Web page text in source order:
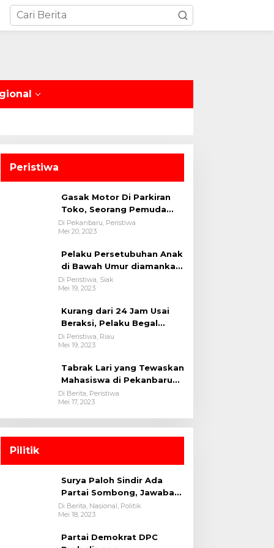
Peristiwa
Gasak Motor Di Parkiran
Toko, Seorang Pemuda
Diamankan Polsek Bukit
Raya
Di Pekanbaru, Peristiwa
Mei 20, 2023
Pelaku Persetubuhan Anak
di Bawah Umur diamankan
oleh tim Opsnal Polsek
Tualang-Polres Siak-Polda
Di Peristiwa, Siak
Mei 19, 2023
Kurang dari 24 Jam Usai
Beraksi, Pelaku Begal
Berhasil Di Bekuk
Satreskrim Polres
Di Peristiwa, Riau
Mei 19, 2023
Tabrak Lari yang Tewaskan
Mahasiswa di Pekanbaru
Ditangkap Polisi
Di Berita, Peristiwa
Mei 17, 2023
Pilitik
Surya Paloh Sindir Ada
Partai Sombong, Jawaban
Megawati
Di Berita, Nasional, Politik
Mei 18, 2023
Partai Demokrat DPC